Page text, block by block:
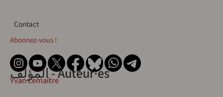
Contact
Contact
Abonnez-vous !
المؤلف - Auteur·esYvan Lemaître